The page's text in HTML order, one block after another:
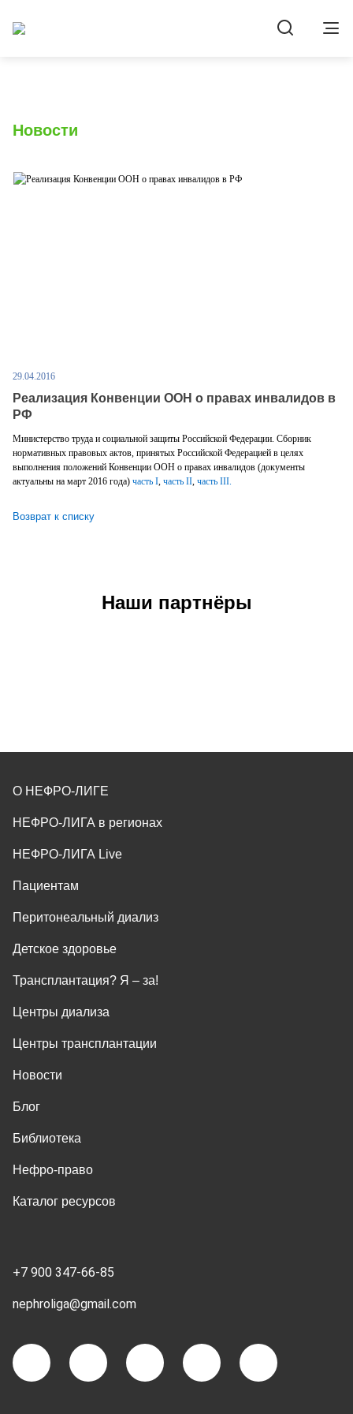
Новости
29.04.2016
Реализация Конвенции ООН о правах инвалидов в
РФ
Министерство труда и социальной защиты Российской Федерации. Сборник
нормативных правовых актов, принятых Российской Федерацией в целях
выполнения положений Конвенции ООН о правах инвалидов (документы
актуальны на март 2016 года) часть I часть II часть III.
Возврат к списку
Наши партнёры
О НЕФРО-ЛИГЕ
НЕФРО-ЛИГА в регионах
НЕФРО-ЛИГА Live
Пациентам
Перитонеальный диализ
Детское здоровье
Трансплантация? Я ‒ за!
Центры диализа
Центры трансплантации
Новости
Блог
Библиотека
Нефро-право
Каталог ресурсов
+7 900 347-66-85
nephroliga@gmail.com